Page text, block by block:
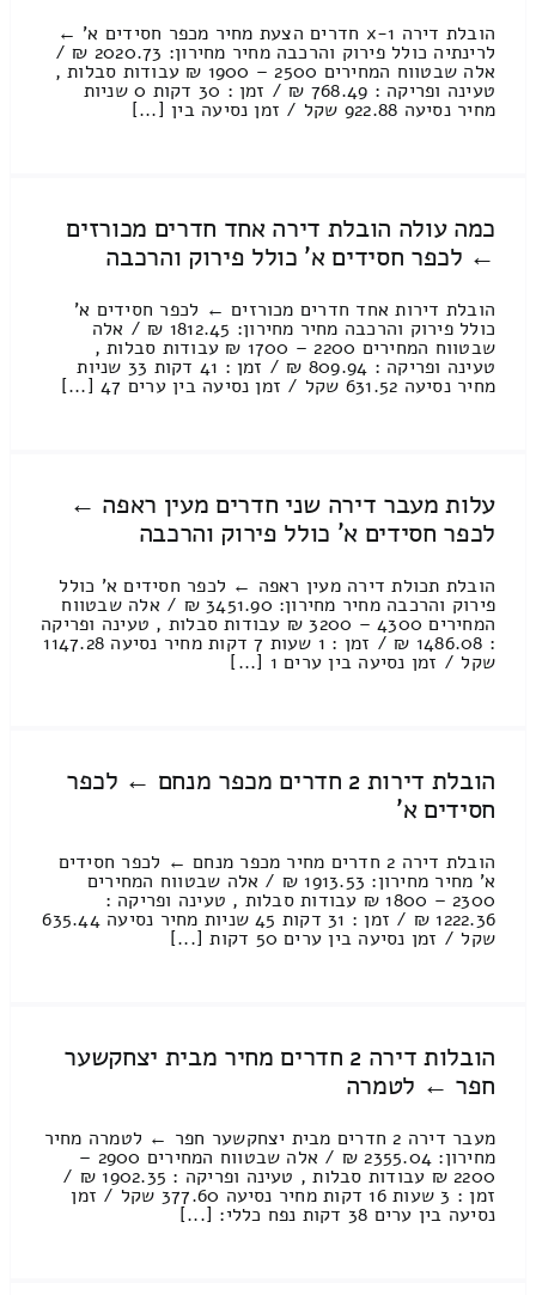
הובלת דירה 1-x חדרים הצעת מחיר מכפר חסידים א' ←
לרינתיה כולל פירוק והרכבה מחיר מחירון: 2020.73 ₪ /
אלה שבטווח המחירים 2500 – 1900 ₪ עבודות סבלות ,
טעינה ופריקה : 768.49 ₪ / זמן : 30 דקות 0 שניות
מחיר נסיעה 922.88 שקל / זמן נסיעה בין [...]
כמה עולה הובלת דירה אחד חדרים מכורזים
← לכפר חסידים א' כולל פירוק והרכבה
הובלת דירות אחד חדרים מכורזים ← לכפר חסידים א'
כולל פירוק והרכבה מחיר מחירון: 1812.45 ₪ / אלה
שבטווח המחירים 2200 – 1700 ₪ עבודות סבלות ,
טעינה ופריקה : 809.94 ₪ / זמן : 41 דקות 33 שניות
מחיר נסיעה 631.52 שקל / זמן נסיעה בין ערים 47 [...]
עלות מעבר דירה שני חדרים מעין ראפה ←
לכפר חסידים א' כולל פירוק והרכבה
הובלת תכולת דירה מעין ראפה ← לכפר חסידים א' כולל
פירוק והרכבה מחיר מחירון: 3451.90 ₪ / אלה שבטווח
המחירים 4300 – 3200 ₪ עבודות סבלות , טעינה ופריקה
: 1486.08 ₪ / זמן : 1 שעות 7 דקות מחיר נסיעה 1147.28
שקל / זמן נסיעה בין ערים 1 [...]
הובלת דירות 2 חדרים מכפר מנחם ← לכפר
חסידים א'
הובלת דירה 2 חדרים מחיר מכפר מנחם ← לכפר חסידים
א' מחיר מחירון: 1913.53 ₪ / אלה שבטווח המחירים
2300 – 1800 ₪ עבודות סבלות , טעינה ופריקה :
1222.36 ₪ / זמן : 31 דקות 45 שניות מחיר נסיעה 635.44
שקל / זמן נסיעה בין ערים 50 דקות [...]
הובלות דירה 2 חדרים מחיר מבית יצחקשער
חפר ← לטמרה
מעבר דירה 2 חדרים מבית יצחקשער חפר ← לטמרה מחיר
מחירון: 2355.04 ₪ / אלה שבטווח המחירים 2900 –
2200 ₪ עבודות סבלות , טעינה ופריקה : 1902.35 ₪ /
זמן : 3 שעות 16 דקות מחיר נסיעה 377.60 שקל / זמן
נסיעה בין ערים 38 דקות נפח כללי: [...]